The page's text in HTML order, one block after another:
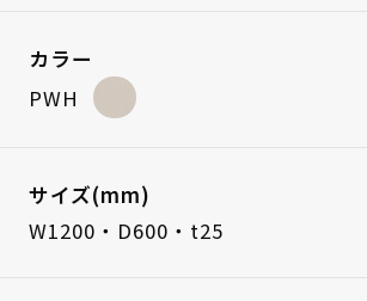
カラー
PWH
サイズ(mm)
W1200・D600・t25